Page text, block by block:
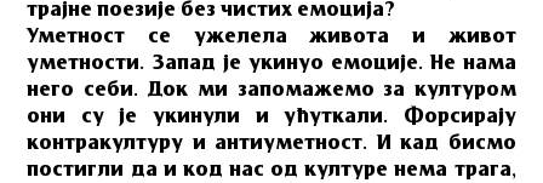
трајне поезије без чистих емоција?
Уметност се ужелела живота и живот
уметности. Запад је укинуо емоције. Не нама
него себи. Док ми запомажемо за културом
они су је укинули и ућуткали. Форсирају
контракултуру и антиуметност. И кад бисмо
постигли да и код нас од културе нема трага,